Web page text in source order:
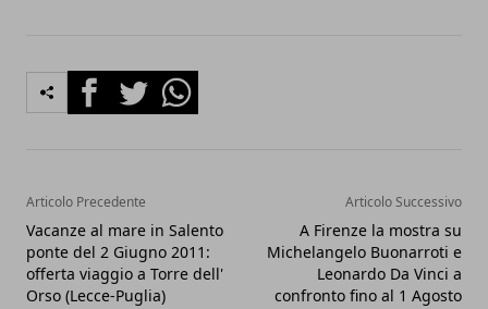
FacebookTwitterWhatsapp
Articolo Precedente
Vacanze al mare in Salento
ponte del 2 Giugno 2011:
offerta viaggio a Torre dell'
Orso (Lecce-Puglia)
Articolo Successivo
A Firenze la mostra su
Michelangelo Buonarroti e
Leonardo Da Vinci a
confronto fino al 1 Agosto